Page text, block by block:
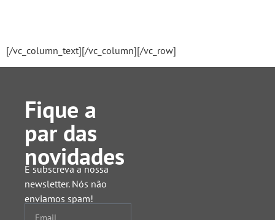
[/vc_column_text][/vc_column][/vc_row]
Fique a
par das
novidades
E subscreva a nossa
newsletter. Nós não
enviamos spam!